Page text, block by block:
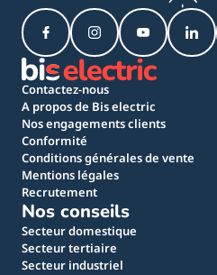
Contactez-nous
A propos de Bis electric
Nos engagements clients
Conformité
Conditions générales de vente
Mentions légales
Recrutement
Nos conseils
Secteur domestique
Secteur tertiaire
Secteur industriel